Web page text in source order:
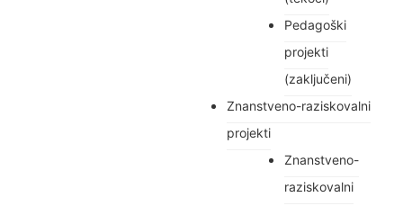
Pedagoški
projekti
(zaključeni)
Znanstveno-raziskovalni
projekti
Znanstveno-
raziskovalni